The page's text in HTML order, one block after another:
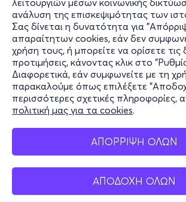
λειτουργιών μέσων κοινωνικής
ανάλυση της επισκεψιμότητας των
Σας δίνεται η δυνατότητα για
απαραίτητων cookies, εάν δεν
χρήση τους, ή μπορείτε να ορίσετε τις
προτιμήσεις, κάνοντας κλικ στο
Διαφορετικά, εάν συμφωνείτε με τη
παρακαλούμε όπως επιλέξετε
περισσότερες σχετικές πληροφορίες,
πολιτική μας για τα cookies.
ΑΠΟΡΡΙΨΗ ΟΛΩΝ
ΑΠΟΔΟΧΗ ΟΛΩΝ
Πληροφορίες
Υποστήριξη
Stay Connected
Mobile app